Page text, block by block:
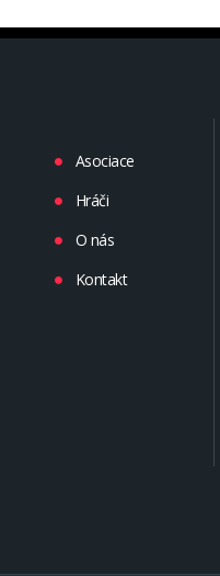
Asociace
Hráči
O nás
Kontakt